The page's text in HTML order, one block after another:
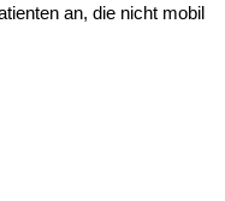
an, die nicht mobil